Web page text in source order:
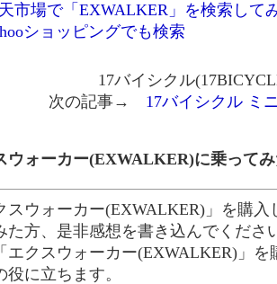
市場で「EXWALKER」を検索して
ショッピングでも検索
17バイシクル
次の記事→ 17バイシクル ミ
ウォーカー(EXWALKER)に乗って
スウォーカー(EXWALKER)」を購
た方、是非感想を書き込んでくださ
エクスウォーカー(EXWALKER)」
役に立ちます。